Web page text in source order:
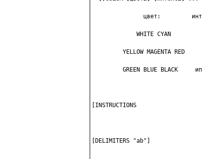
цвет:
WHITE CYAN
YELLOW MAGENTA RED
GREEN BLUE BLACK
[INSTRUCTIONS
[DELIMITERS "ab"]